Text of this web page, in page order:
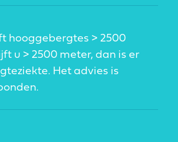
hooggebergtes > 2500
u > 2500 meter, dan is er
Het advies is